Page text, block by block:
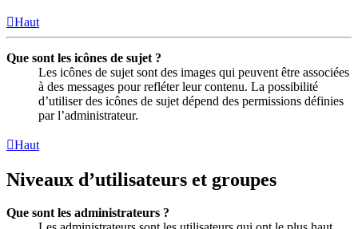
Haut
Que sont les icônes de sujet ?
Les icônes de sujet sont des images qui peuvent être associées
à des messages pour refléter leur contenu. La possibilité
d’utiliser des icônes de sujet dépend des permissions définies
par l’administrateur.
Haut
Niveaux d’utilisateurs et groupes
Que sont les administrateurs ?